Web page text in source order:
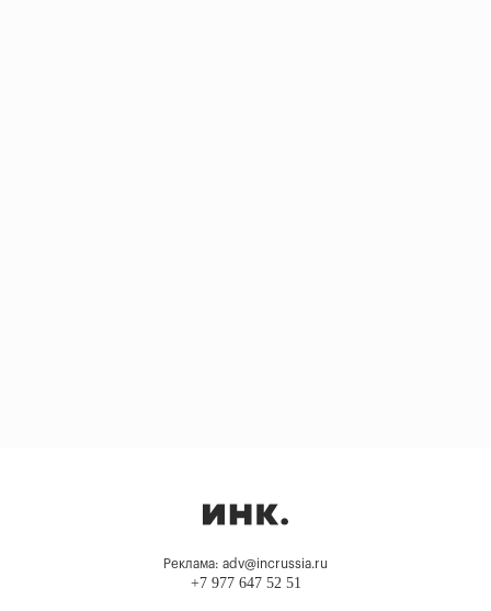
Реклама: adv@incrussia.ru
+7 977 647 52 51